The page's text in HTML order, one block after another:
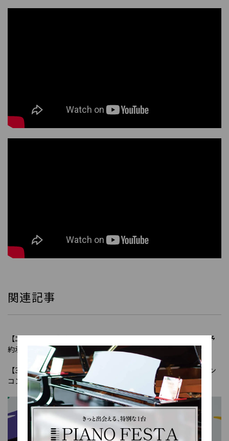
関連記事
【エレクトーン】新品・中古エレクトーン ★ELS03シリーズご予
約承ります（ELS-03G/ELS-03X/ELS-03XR/ELS-03XF）
【3/28】STAGEA「ELS-03シリーズ」発売記念！「エレクトーン
コンサート＆体験会」